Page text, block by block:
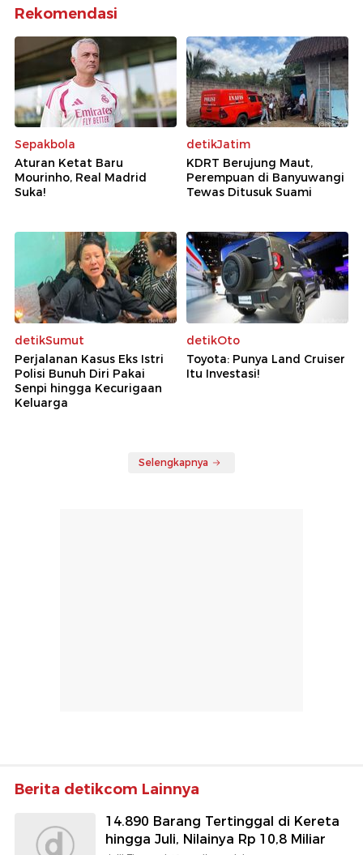
Rekomendasi
Sepakbola
Aturan Ketat Baru
Mourinho, Real Madrid
Suka!
detikJatim
KDRT Berujung Maut,
Perempuan di Banyuwangi
Tewas Ditusuk Suami
detikSumut
Perjalanan Kasus Eks Istri
Polisi Bunuh Diri Pakai
Senpi hingga Kecurigaan
Keluarga
detikOto
Toyota: Punya Land Cruiser
Itu Investasi!
Selengkapnya
Berita detikcom Lainnya
14.890 Barang Tertinggal di Kereta
hingga Juli, Nilainya Rp 10,8 Miliar